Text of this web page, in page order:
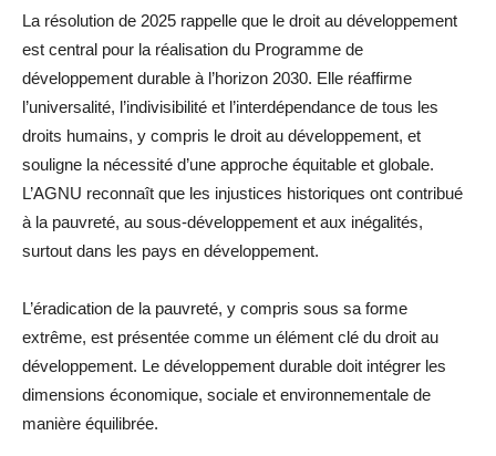
La résolution de 2025 rappelle que le droit au développement
est central pour la réalisation du Programme de
développement durable à l’horizon 2030. Elle réaffirme
l’universalité, l’indivisibilité et l’interdépendance de tous les
droits humains, y compris le droit au développement, et
souligne la nécessité d’une approche équitable et globale.
L’AGNU reconnaît que les injustices historiques ont contribué
à la pauvreté, au sous-développement et aux inégalités,
surtout dans les pays en développement.
L’éradication de la pauvreté, y compris sous sa forme
extrême, est présentée comme un élément clé du droit au
développement. Le développement durable doit intégrer les
dimensions économique, sociale et environnementale de
manière équilibrée.